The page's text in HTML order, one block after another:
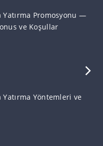
Yatırma Promosyonu —
ve Koşullar
Yöntemleri ve